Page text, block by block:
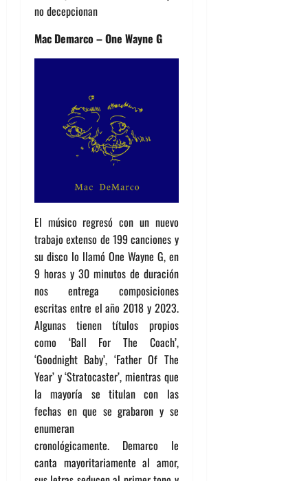
no decepcionan
Mac Demarco – One Wayne G
El músico regresó con un nuevo
trabajo extenso de 199 canciones y
su disco lo llamó One Wayne G, en
9 horas y 30 minutos de duración
nos entrega composiciones
escritas entre el año 2018 y 2023.
Algunas tienen títulos propios
como ‘Ball For The Coach’,
‘Goodnight Baby’, ‘Father Of The
Year’ y ‘Stratocaster’, mientras que
la mayoría se titulan con las
fechas en que se grabaron y se
enumeran
cronológicamente. Demarco le
canta mayoritariamente al amor,